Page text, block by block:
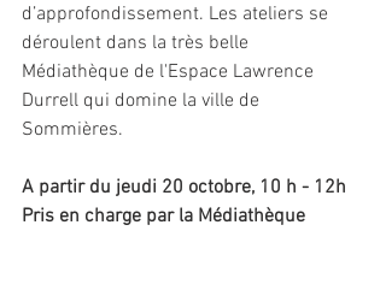
d’approfondissement. Les ateliers se
déroulent dans la très belle
Médiathèque de l'Espace Lawrence
Durrell qui domine la ville de
Sommières.
A partir du jeudi 20 octobre, 10 h - 12h
Pris en charge par la Médiathèque